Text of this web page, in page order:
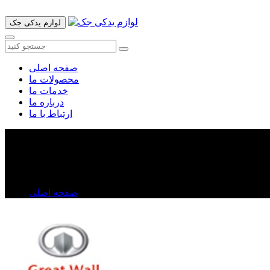
لوازم یدکی جک
صفحه اصلی
محصولات ما
خدمات ما
درباره ما
ارتباط با ما
صفحه اصلی